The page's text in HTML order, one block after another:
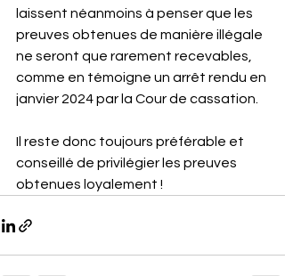
laissent néanmoins à penser que les
preuves obtenues de manière illégale
ne seront que rarement recevables,
comme en témoigne un arrêt rendu en
janvier 2024 par la Cour de cassation.
Il reste donc toujours préférable et
conseillé de privilégier les preuves
obtenues loyalement !